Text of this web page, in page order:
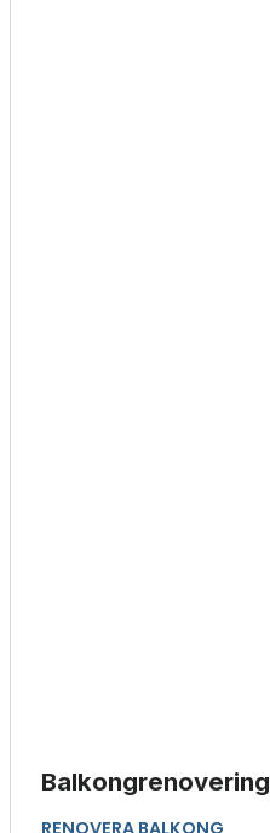
Balkongrenovering